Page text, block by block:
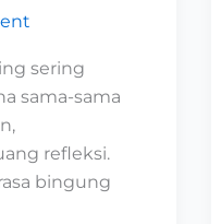
sering
sama-sama
refleksi.
bingung